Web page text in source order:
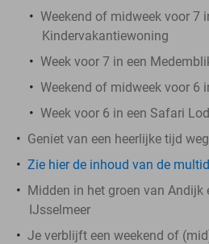
Weekend of midweek voor 7
Kindervakantiewoning
Week voor 7 in een
Weekend of midweek voor 6
Week voor 6 in een Safari
Geniet van een heerlijke tijd
Zie hier de inhoud van de
Midden in het groen van Andijk
IJsselmeer
Je verblijft een weekend of